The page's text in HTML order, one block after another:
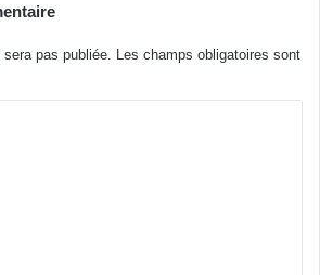
pas publiée. Les champs obligatoires sont